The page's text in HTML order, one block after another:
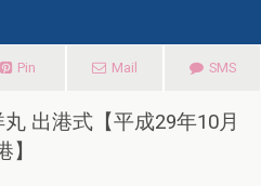
Pin Mail SMS
出港式【平成29年10月